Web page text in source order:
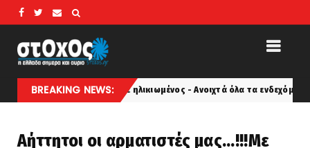
BREAKING NEWS:
ηλικιωμένος - Ανοιχτά όλα τα ενδεχόμενα latest
Αήττητοι οι αρματιστές μας...!!!Με